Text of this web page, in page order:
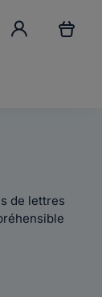
de lettres